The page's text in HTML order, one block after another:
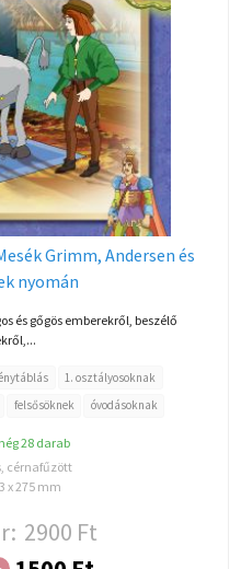
Grimm, Andersen és
nyomán
és gőgös emberekről, beszélő
1. osztályosoknak
felsősöknek óvodásoknak
28 darab
cérnafűzött
x 275 mm
2900 Ft